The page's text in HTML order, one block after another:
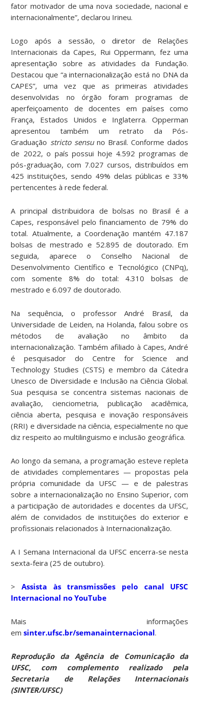
fator motivador de uma nova sociedade, nacional e
internacionalmente”, declarou Irineu.
Logo após a sessão, o diretor de Relações
Internacionais da Capes, Rui Oppermann, fez uma
apresentação sobre as atividades da Fundação.
Destacou que “a internacionalização está no DNA da
CAPES”, uma vez que as primeiras atividades
desenvolvidas no órgão foram programas de
aperfeiçoamento de docentes em países como
França, Estados Unidos e Inglaterra. Opperman
apresentou também um retrato da Pós-
Graduação stricto sensuno Brasil. Conforme dados
de 2022, o país possui hoje 4.592 programas de
pós-graduação, com 7.027 cursos, distribuídos em
425 instituições, sendo 49% delas públicas e 33%
pertencentes à rede federal.
A principal distribuidora de bolsas no Brasil é a
Capes, responsável pelo financiamento de 79% do
total. Atualmente, a Coordenação mantém 47.187
bolsas de mestrado e 52.895 de doutorado. Em
seguida, aparece o Conselho Nacional de
Desenvolvimento Científico e Tecnológico (CNPq),
com somente 8% do total: 4.310 bolsas de
mestrado e 6.097 de doutorado.
Na sequência, o professor André Brasil, da
Universidade de Leiden, na Holanda, falou sobre os
métodos de avaliação no âmbito da
internacionalização. Também afiliado à Capes, André
é pesquisador do Centre for Science and
Technology Studies (CSTS) e membro da Cátedra
Unesco de Diversidade e Inclusão na Ciência Global.
Sua pesquisa se concentra sistemas nacionais de
avaliação, cienciometria, publicação acadêmica,
ciência aberta, pesquisa e inovação responsáveis
(RRI) e diversidade na ciência, especialmente no que
diz respeito ao multilinguismo e inclusão geográfica.
Ao longo da semana, a programação esteve repleta
de atividades complementares — propostas pela
própria comunidade da UFSC — e de palestras
sobre a internacionalização no Ensino Superior, com
a participação de autoridades e docentes da UFSC,
além de convidados de instituições do exterior e
profissionais relacionados à Internacionalização.
A I Semana Internacional da UFSC encerra-se nesta
sexta-feira (25 de outubro).
>Assista às transmissões pelo canal UFSC
Internacional no YouTube
Mais informações
emsinter.ufsc.br/semanainternacional.
Reprodução da Agência de Comunicação da
UFSC, com complemento realizado pela
Secretaria de Relações Internacionais
(SINTER/UFSC)